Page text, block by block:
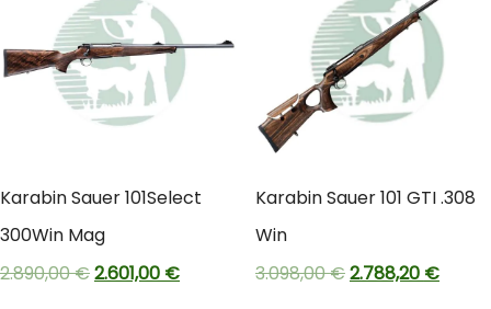
Karabin Sauer 101Select
300Win Mag
2.890,00€2.601,00 €
Karabin Sauer 101 GTI .308
Win
3.098,00€2.788,20 €